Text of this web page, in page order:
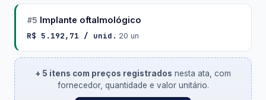
#5 Implante oftalmológico
R$ 5.192,71 / unid. ·20 un
+ 5 itens com preços registrados nesta ata, com
fornecedor, quantidade e valor unitário.